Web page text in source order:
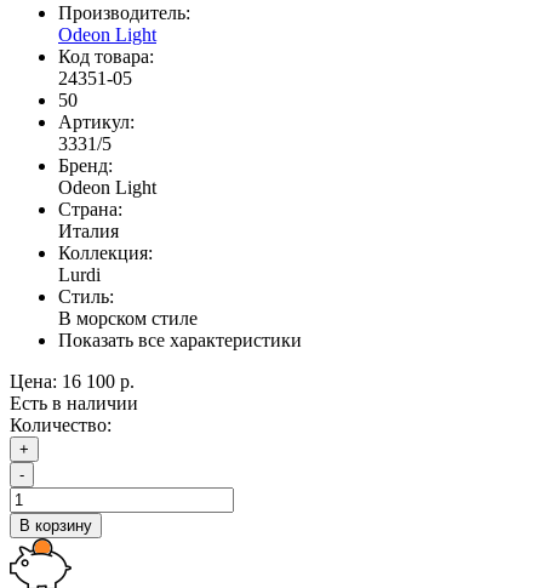
Производитель:
Odeon Light
Код товара:
24351-05
50
Артикул:
3331/5
Бренд:
Odeon Light
Страна:
Италия
Коллекция:
Lurdi
Стиль:
В морском стиле
Показать все характеристики
Цена: 16 100 р.
Есть в наличии
Количество:
+
-
В корзину